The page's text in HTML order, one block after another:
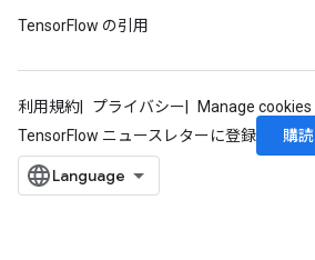
TensorFlow の引用
利用規約 プライバシー
Manage cookies
TensorFlow ニュースレターに登録
購読